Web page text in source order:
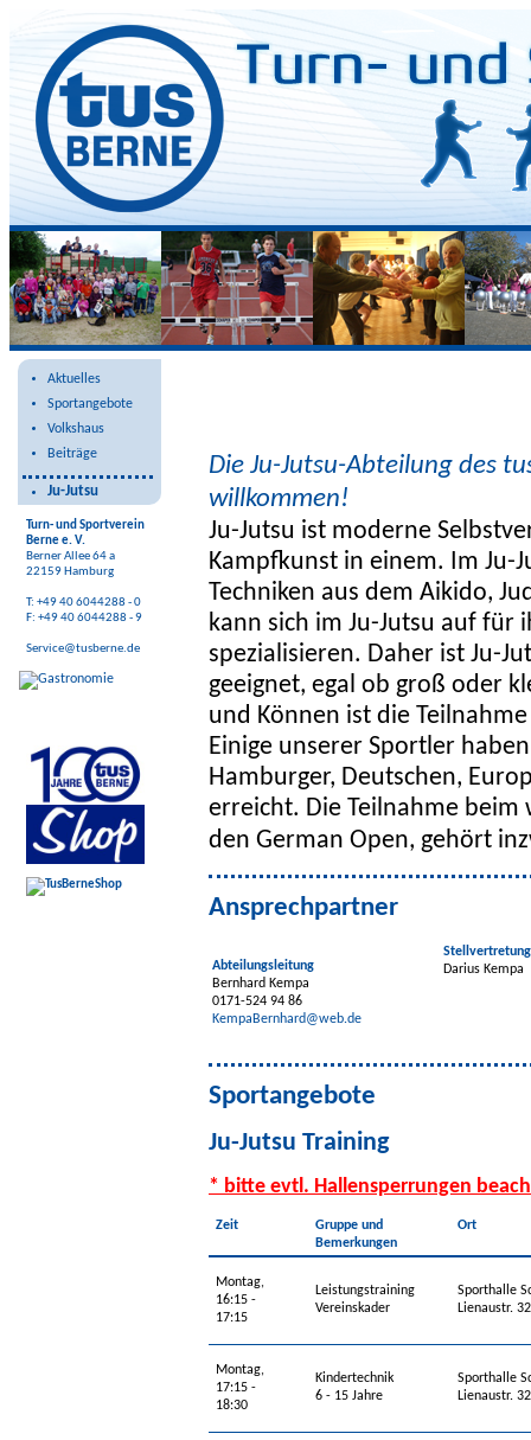
Aktuelles
Sportangebote
Volkshaus
Beiträge
Ju-Jutsu
Turn- und Sportverein
Berne e. V.
Berner Allee 64 a
22159 Hamburg
T: +49 40 6044288 - 0
F: +49 40 6044288 - 9
Service@tusberne.de
Die Ju-Jutsu-Abteilung des
willkommen!
Ju-Jutsu ist moderne
Kampfkunst in einem. Im Ju-
Techniken aus dem Aikido,
kann sich im Ju-Jutsu auf für
spezialisieren. Daher ist Ju-
geeignet, egal ob groß oder
und Können ist die
Einige unserer Sportler
Hamburger, Deutschen,
erreicht. Die Teilnahme beim
den German Open, gehört
Ansprechpartner
Abteilungsleitung
Bernhard Kempa
0171-524 94 86
KempaBernhard@web.de
Stellvertretung
Darius Kempa
Sportangebote
Ju-Jutsu Training
* bitte evtl. Hallensperrungen
Zeit
Gruppe und
Bemerkungen
Ort
Montag,
16:15 -
17:15
Leistungstraining
Vereinskader
Sporthalle
Lienaustr.
Montag,
17:15 -
18:30
Kindertechnik
6 - 15 Jahre
Sporthalle
Lienaustr.